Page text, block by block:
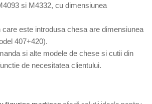
si M4332, cu dimensiunea
care este introdusa chesa are dimensiunea
407+420).
si alte modele de chese si cutii din
de necesitatea clientului.